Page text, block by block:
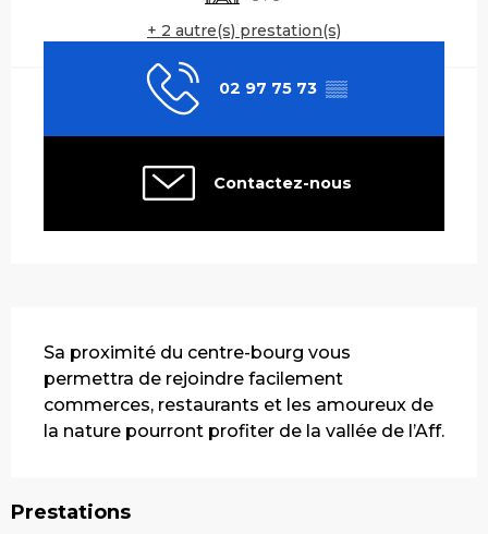
+ 2 autre(s) prestation(s)
02 97 75 73 ▒▒
Contactez-nous
Sa proximité du centre-bourg vous
permettra de rejoindre facilement
commerces, restaurants et les amoureux de
la nature pourront profiter de la vallée de l’Aff.
Prestations